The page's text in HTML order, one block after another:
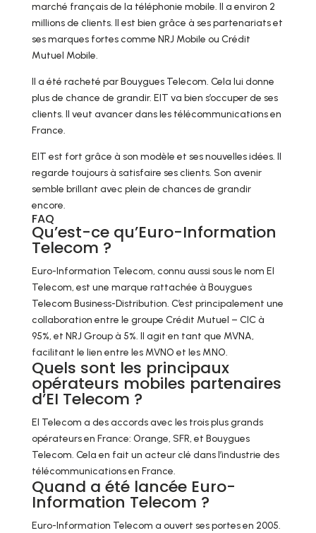
marché français de la téléphonie mobile. Il a environ 2
millions de clients. Il est bien grâce à ses partenariats et
ses marques fortes comme NRJ Mobile ou Crédit
Mutuel Mobile.
Il a été racheté par Bouygues Telecom. Cela lui donne
plus de chance de grandir. EIT va bien s’occuper de ses
clients. Il veut avancer dans les télécommunications en
France.
EIT est fort grâce à son modèle et ses nouvelles idées. Il
regarde toujours à satisfaire ses clients. Son avenir
semble brillant avec plein de chances de grandir
encore.
FAQ
Qu’est-ce qu’Euro-Information
Telecom ?
Euro-Information Telecom, connu aussi sous le nom EI
Telecom, est une marque rattachée à Bouygues
Telecom Business-Distribution. C’est principalement une
collaboration entre le groupe Crédit Mutuel – CIC à
95%, et NRJ Group à 5%. Il agit en tant que MVNA,
facilitant le lien entre les MVNO et les MNO.
Quels sont les principaux
opérateurs mobiles partenaires
d’EI Telecom ?
EI Telecom a des accords avec les trois plus grands
opérateurs en France: Orange, SFR, et Bouygues
Telecom. Cela en fait un acteur clé dans l’industrie des
télécommunications en France.
Quand a été lancée Euro-
Information Telecom ?
Euro-Information Telecom a ouvert ses portes en 2005.